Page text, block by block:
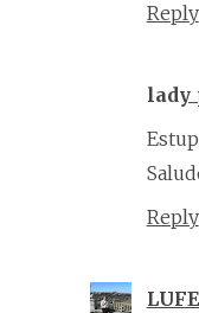
Reply
Reply